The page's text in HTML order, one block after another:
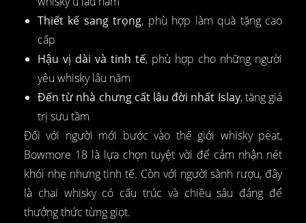
Thiết kế sang trọng, phù hợp làm quà tặng cao
cấp
Hậu vị dài và tinh tế, phù hợp cho những người
yêu whisky lâu năm
Đến từ nhà chưng cất lâu đời nhất Islay, tăng giá
trị sưu tầm
Đối với người mới bước vào thế giới whisky peat,
Bowmore 18 là lựa chọn tuyệt vời để cảm nhận nét
khói nhẹ nhưng tinh tế. Còn với người sành rượu, đây
là chai whisky có cấu trúc và chiều sâu đáng để
thưởng thức từng giọt.